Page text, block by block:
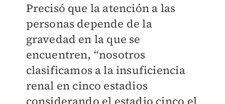
Precisó que la atención a las
personas depende de la
gravedad en la que se
encuentren, “nosotros
clasificamos a la insuficiencia
renal en cinco estadios